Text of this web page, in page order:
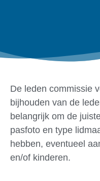
De leden commissie
bijhouden van de
belangrijk om de
pasfoto en type
hebben, eventueel
en/of kinderen.